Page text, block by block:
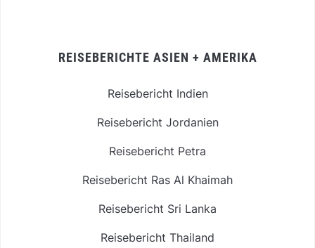
REISEBERICHTE ASIEN + AMERIKA
Reisebericht Indien
Reisebericht Jordanien
Reisebericht Petra
Reisebericht Ras Al Khaimah
Reisebericht Sri Lanka
Reisebericht Thailand